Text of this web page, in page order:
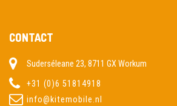
CONTACT
Suderséleane 23, 8711 GX Workum
+31 (0)6 51814918
info@kitemobile.nl